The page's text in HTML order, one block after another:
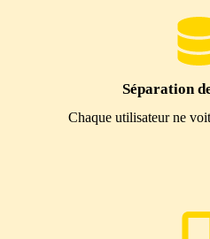
Séparation
Chaque utilisateur ne